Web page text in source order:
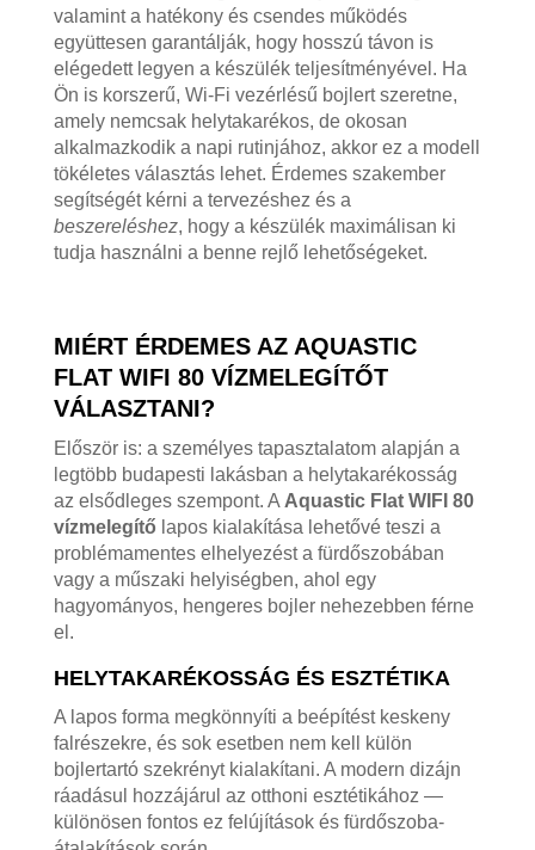
valamint a hatékony és csendes működés
együttesen garantálják, hogy hosszú távon is
elégedett legyen a készülék teljesítményével. Ha
Ön is korszerű, Wi-Fi vezérlésű bojlert szeretne,
amely nemcsak helytakarékos, de okosan
alkalmazkodik a napi rutinjához, akkor ez a modell
tökéletes választás lehet. Érdemes szakember
segítségét kérni a tervezéshez és a
beszereléshez, hogy a készülék maximálisan ki
tudja használni a benne rejlő lehetőségeket.
MIÉRT ÉRDEMES AZ AQUASTIC
FLAT WIFI 80 VÍZMELEGÍTŐT
VÁLASZTANI?
Először is: a személyes tapasztalatom alapján a
legtöbb budapesti lakásban a helytakarékosság
az elsődleges szempont. A Aquastic Flat WIFI 80
vízmelegítő lapos kialakítása lehetővé teszi a
problémamentes elhelyezést a fürdőszobában
vagy a műszaki helyiségben, ahol egy
hagyományos, hengeres bojler nehezebben férne
el.
HELYTAKARÉKOSSÁG ÉS ESZTÉTIKA
A lapos forma megkönnyíti a beépítést keskeny
falrészekre, és sok esetben nem kell külön
bojlertartó szekrényt kialakítani. A modern dizájn
ráadásul hozzájárul az otthoni esztétikához —
különösen fontos ez felújítások és fürdőszoba-